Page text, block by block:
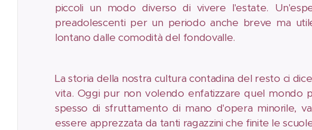
piccoli un modo diverso di vivere l'estate.
preadolescenti per un periodo anche breve ma
lontano dalle comodità del fondovalle.
La storia della nostra cultura contadina del resto ci
vita. Oggi pur non volendo enfatizzare quel mondo
spesso di sfruttamento di mano d'opera minorile,
essere apprezzata da tanti ragazzini che finite le